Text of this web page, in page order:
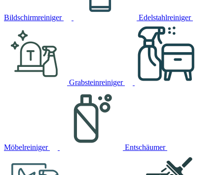
Bildschirmreiniger Edelstahlreiniger
Grabsteinreiniger
Möbelreiniger Entschäumer